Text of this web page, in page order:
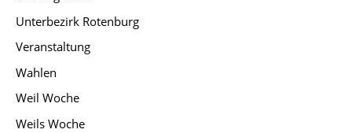
Unterbezirk Rotenburg
Veranstaltung
Wahlen
Weil Woche
Weils Woche